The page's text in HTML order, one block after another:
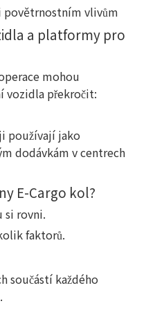
povětrnostním vlivům
a platformy pro
mohou
vozidla překročit:
používají jako
dodávkám v centrech
E-Cargo kol?
si rovni.
faktorů.
součástí každého